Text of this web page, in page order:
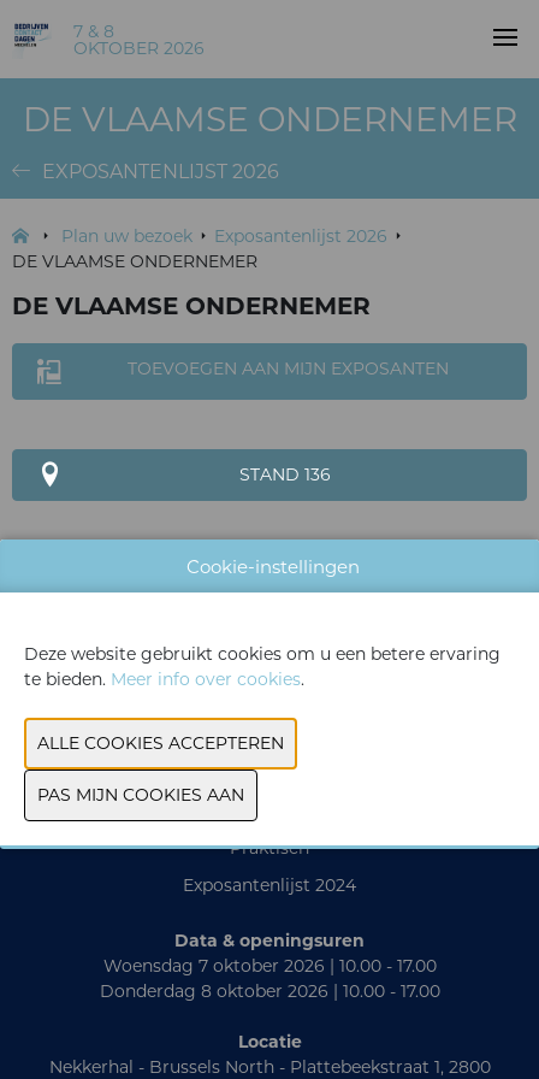
7 & 8
OKTOBER 2026
DE VLAAMSE ONDERNEMER
EXPOSANTENLIJST 2026
Plan uw bezoek
Exposantenlijst 2026
DE VLAAMSE ONDERNEMER
DE VLAAMSE ONDERNEMER
TOEVOEGEN AAN MIJN EXPOSANTEN
STAND 136
WEBSITE CATALOGUS
VORIGE VOLGENDE
Praktisch
Exposantenlijst 2024
Data & openingsuren
Woensdag 7 oktober 2026 | 10.00 - 17.00
Donderdag 8 oktober 2026 | 10.00 - 17.00
Locatie
Nekkerhal - Brussels North - Plattebeekstraat 1, 2800
Cookie-instellingen
Deze website gebruikt cookies om u een betere ervaring
te bieden. Meer info over cookies.